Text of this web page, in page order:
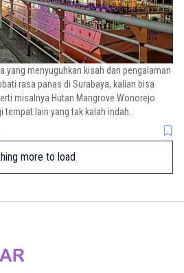
yang menyuguhkan kisah dan pengalaman
rasa panas di Surabaya, kalian bisa
misalnya Hutan Mangrove Wonorejo.
lain yang tak kalah indah.
more to load